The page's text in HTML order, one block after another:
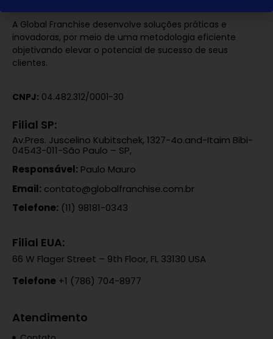
A Global Franchise desenvolve soluções práticas e
inovadoras, por meio de uma metodologia eficiente
objetivando elevar o potencial de sucesso de seus
clientes.
CNPJ: 04.482.312/0001-30
Filial SP:
Av.Pres. Juscelino Kubitschek, 1327-4o.and-Itaim Bibi-
04543-011-São Paulo – SP,
Responsável: Paulo Mauro
Email: contato@globalfranchise.com.br
Telefone: (11) 98181-0343
Filial EUA:
66 W Flager Street – 9th Floor, FL 33130 USA
Telefone +1 (786) 704-8977
Atendimento